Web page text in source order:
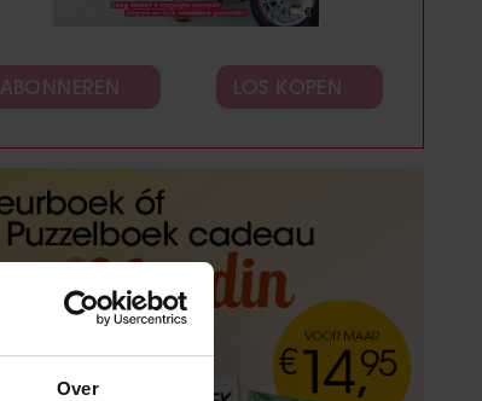
Over
ABONNEREN LOS KOPEN